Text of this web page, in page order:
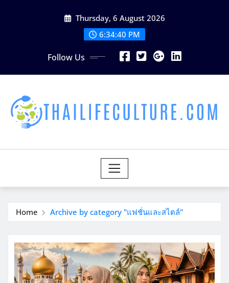
Thursday, 6 August 2026
6:34:42 PM
Follow Us
Home Archive by category "แฟชั่นและสไตล์"